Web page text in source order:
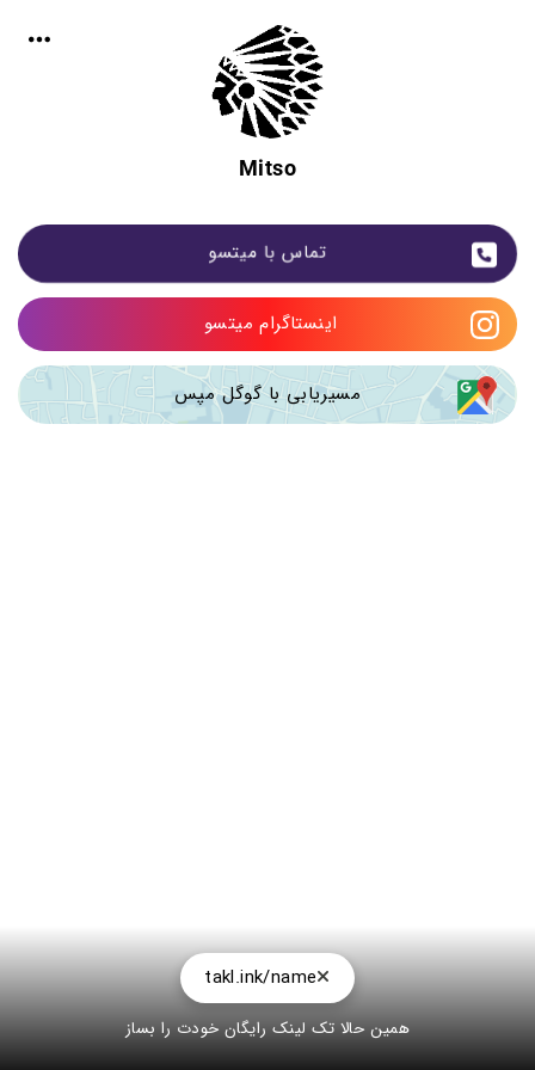
Mitso
تماس با میتسو
اینستاگرام میتسو
مسیریابی با گوگل مپس
takl.ink/name
همین حالا تک لینک رایگان خودت را بساز